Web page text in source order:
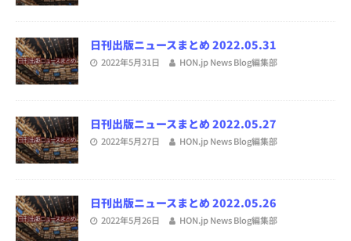
日刊出版ニュースまとめ 2022.05.31
2022年5月31日 HON.jp News Blog編集部
日刊出版ニュースまとめ 2022.05.27
2022年5月27日 HON.jp News Blog編集部
日刊出版ニュースまとめ 2022.05.26
2022年5月26日 HON.jp News Blog編集部